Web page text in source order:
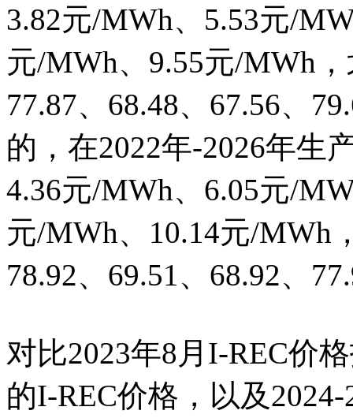
3.82元/MWh、5.53元/
元/MWh、9.55元/MWh
77.87、68.48、67.56、
的，在2022年-2026年生
4.36元/MWh、6.05元/
元/MWh、10.14元/MWh
78.92、69.51、68.92、
对比2023年8月I-REC价
的I-REC价格，以及